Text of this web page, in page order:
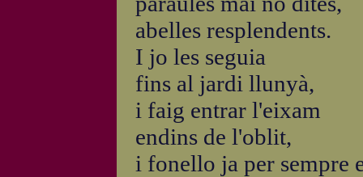
abelles resplendents.
I jo les seguia
fins al jardi llunyà,
i faig entrar l'eixam
endins de l'oblit,
i fonello ja per sempre